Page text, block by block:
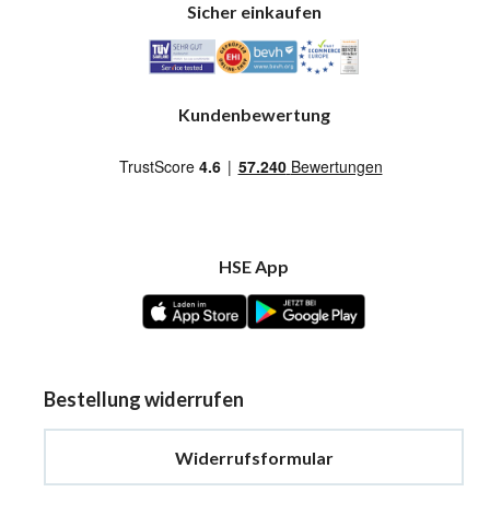
Sicher einkaufen
Kundenbewertung
HSE App
Bestellung widerrufen
Widerrufsformular